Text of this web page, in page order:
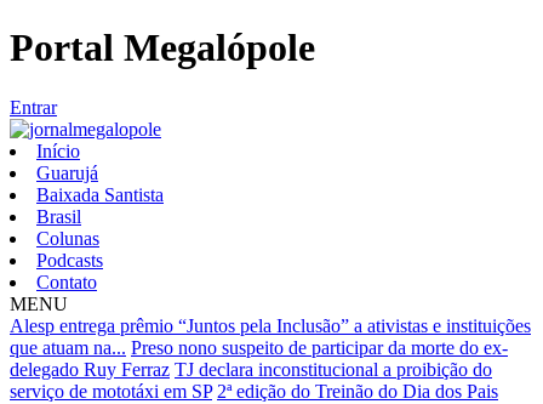
Portal Megalópole
Entrar
Início
Guarujá
Baixada Santista
Brasil
Colunas
Podcasts
Contato
MENU
Alesp entrega prêmio “Juntos pela Inclusão” a ativistas e instituições
que atuam na... Preso nono suspeito de participar da morte do ex-
delegado Ruy Ferraz TJ declara inconstitucional a proibição do
serviço de mototáxi em SP 2ª edição do Treinão do Dia dos Pais